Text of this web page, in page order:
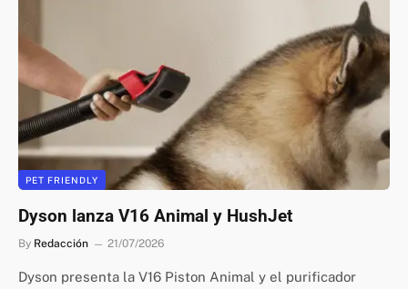
PET FRIENDLY
Dyson lanza V16 Animal y HushJet
By Redacción 21/07/2026
Dyson presenta la V16 Piston Animal y el purificador